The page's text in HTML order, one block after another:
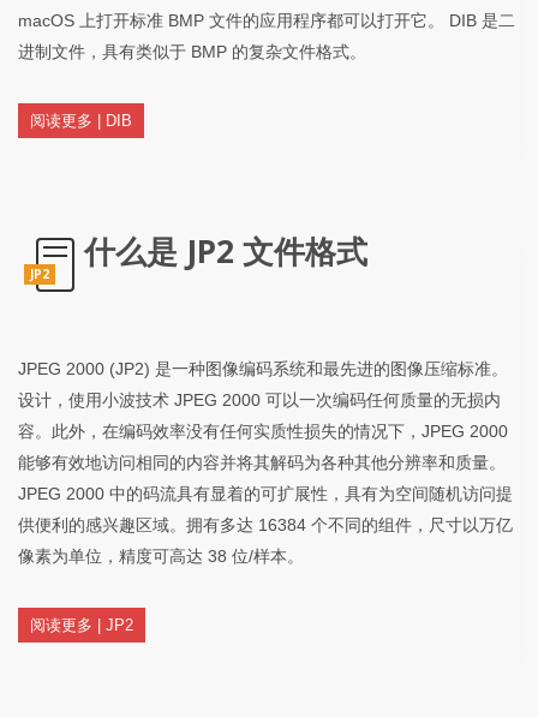
macOS 上打开标准 BMP 文件的应用程序都可以打开它。 DIB 是二
进制文件，具有类似于 BMP 的复杂文件格式。
阅读更多 | DIB
JP2
什么是 JP2 文件格式
JPEG 2000 (JP2) 是一种图像编码系统和最先进的图像压缩标准。
设计，使用小波技术 JPEG 2000 可以一次编码任何质量的无损内
容。此外，在编码效率没有任何实质性损失的情况下，JPEG 2000
能够有效地访问相同的内容并将其解码为各种其他分辨率和质量。
JPEG 2000 中的码流具有显着的可扩展性，具有为空间随机访问提
供便利的感兴趣区域。拥有多达 16384 个不同的组件，尺寸以万亿
像素为单位，精度可高达 38 位/样本。
阅读更多 | JP2